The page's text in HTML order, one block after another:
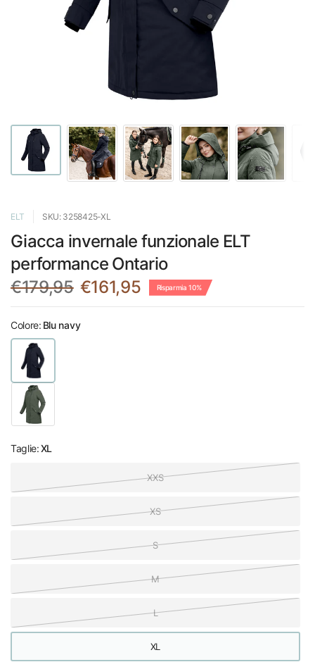
ELT SKU: 3258425-XL
Giacca invernale funzionale ELT
performance Ontario
€179,95 €161,95 Risparmia 10%
Colore: Blu navy
Taglie:XL
XXS
XS
S
M
L
XL